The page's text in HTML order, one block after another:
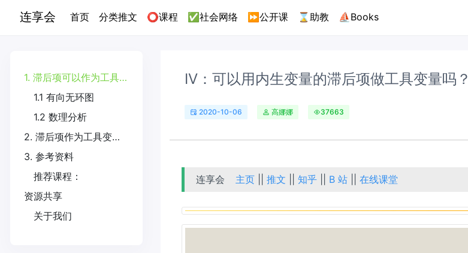
连享会 首页(current)
分类推文 ⭕课程 ✅社会网络 ⏩公开课 ⌛助教 ⛵Books
1. 滞后项可以作为工具变量吗？
1.1 有向无环图
1.2 数理分析
2. 滞后项作为工具变量的适用条件
3. 参考资料
推荐课程：
资源共享
关于我们
IV：可以用内生变量的滞后项做工具变量吗？
2020-10-06 高娜娜 37663
连享会 主页 ||推文 ||知乎 B 站 ||在线课堂